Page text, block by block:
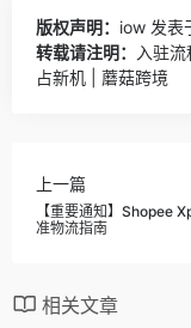
版权声明： iow 发表
转载请注明：
入驻
占新机 | 蘑菇跨境
上一篇
【重要通知】Shopee
准物流指南
相关文章